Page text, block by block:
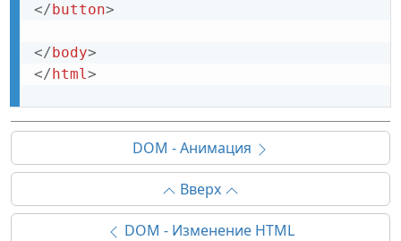
</ button>
</ body>
</ html>
DOM - Анимация
Вверх
DOM - Изменение HTML